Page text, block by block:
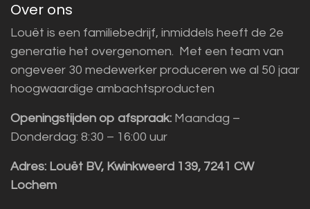
Over ons
Louët is een familiebedrijf, inmiddels heeft de 2e
generatie het overgenomen. Met een team van
ongeveer 30 medewerker produceren we al 50 jaar
hoogwaardige ambachtsproducten
Openingstijden op afspraak: Maandag –
Donderdag: 8:30 – 16:00 uur
Adres: Louët BV, Kwinkweerd 139, 7241 CW
Lochem